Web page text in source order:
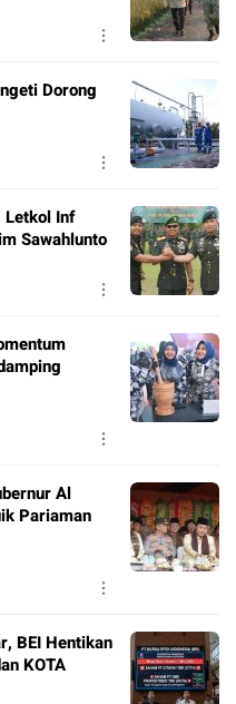
Dorong
Letkol Inf
Sawahlunto
Al
Pariaman
BEI Hentikan
KOTA